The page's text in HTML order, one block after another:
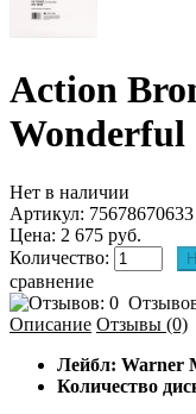
Action
Нет в наличии
Артикул: 75678670633
Цена: 2 675 руб.
Количество:
сравнение
Описание Отзывы (0)
Лейбл: Warner
Количество